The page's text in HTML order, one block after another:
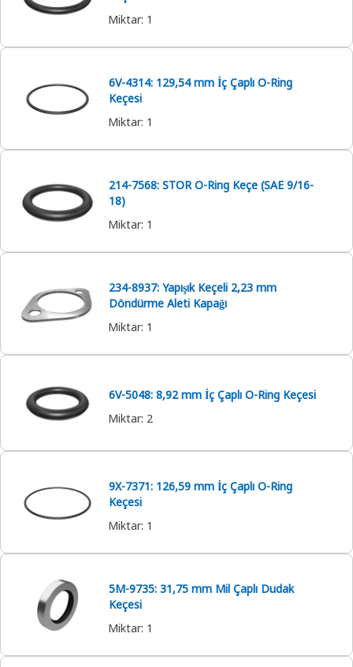
Miktar: 1
6V-4314: 129,54 mm İç Çaplı O-Ring
Keçesi
Miktar: 1
214-7568: STOR O-Ring Keçe (SAE 9/16-
18)
Miktar: 1
234-8937: Yapışık Keçeli 2,23 mm
Döndürme Aleti Kapağı
Miktar: 1
6V-5048: 8,92 mm İç Çaplı O-Ring Keçesi
Miktar: 2
9X-7371: 126,59 mm İç Çaplı O-Ring
Keçesi
Miktar: 1
5M-9735: 31,75 mm Mil Çaplı Dudak
Keçesi
Miktar: 1